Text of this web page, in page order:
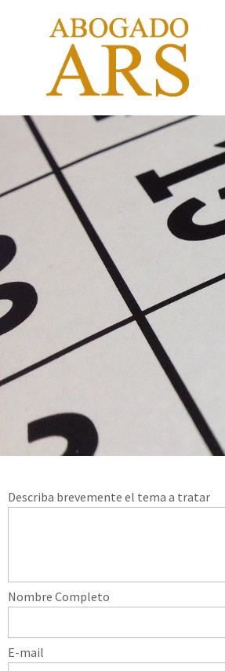
Describa brevemente el tema a tratar
Nombre Completo
E-mail